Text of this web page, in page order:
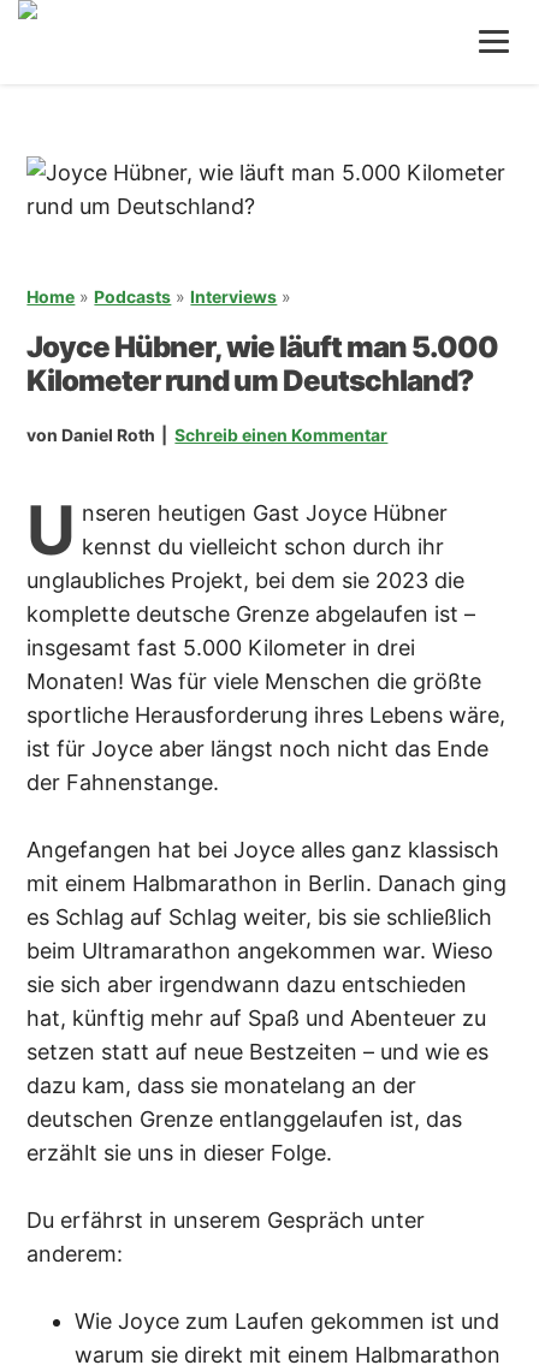
Zum
Zur
Home »Podcasts »Interviews »
Joyce Hübner, wie läuft man 5.000
Kilometer rund um Deutschland?
vonDaniel Roth Schreib einen Kommentar
U nseren heutigen Gast Joyce Hübner
kennst du vielleicht schon durch ihr
unglaubliches Projekt, bei dem sie 2023 die
komplette deutsche Grenze abgelaufen ist –
insgesamt fast 5.000 Kilometer in drei
Monaten! Was für viele Menschen die größte
sportliche Herausforderung ihres Lebens wäre,
ist für Joyce aber längst noch nicht das Ende
der Fahnenstange.
Angefangen hat bei Joyce alles ganz klassisch
mit einem Halbmarathon in Berlin. Danach ging
es Schlag auf Schlag weiter, bis sie schließlich
beim Ultramarathon angekommen war. Wieso
sie sich aber irgendwann dazu entschieden
hat, künftig mehr auf Spaß und Abenteuer zu
setzen statt auf neue Bestzeiten – und wie es
dazu kam, dass sie monatelang an der
deutschen Grenze entlanggelaufen ist, das
erzählt sie uns in dieser Folge.
Du erfährst in unserem Gespräch unter
anderem:
Wie Joyce zum Laufen gekommen ist und
warum sie direkt mit einem Halbmarathon